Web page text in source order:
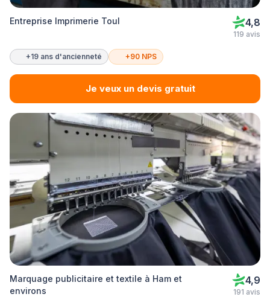
Entreprise Imprimerie Toul 4,8
119 avis
+19 ans d'ancienneté +90 NPS
Je veux un devis gratuit
Marquage publicitaire et textile à Ham et
environs
4,9
191 avis